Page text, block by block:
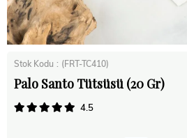
Stok Kodu (FRT-TC410)
Palo Santo Tütsüsü (20 Gr)
4.5